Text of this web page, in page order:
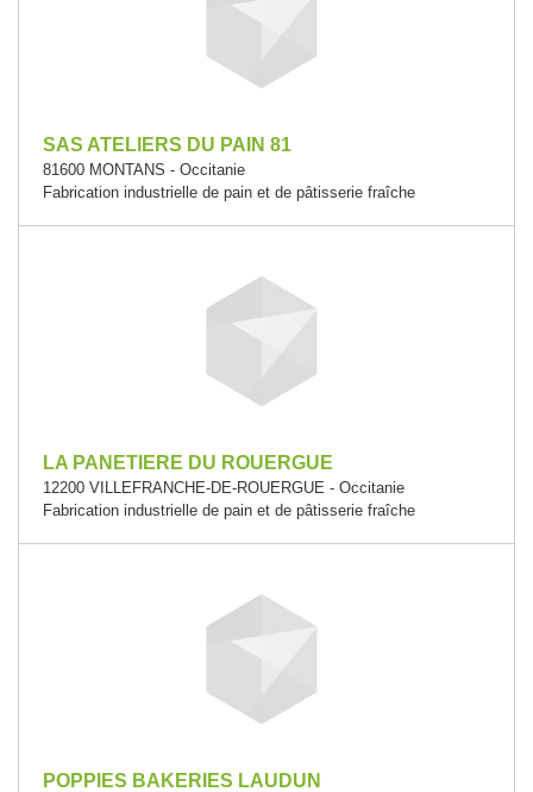
SAS ATELIERS DU PAIN 81
81600 MONTANS - Occitanie
Fabrication industrielle de pain et de pâtisserie fraîche
LA PANETIERE DU ROUERGUE
12200 VILLEFRANCHE-DE-ROUERGUE - Occitanie
Fabrication industrielle de pain et de pâtisserie fraîche
POPPIES BAKERIES LAUDUN